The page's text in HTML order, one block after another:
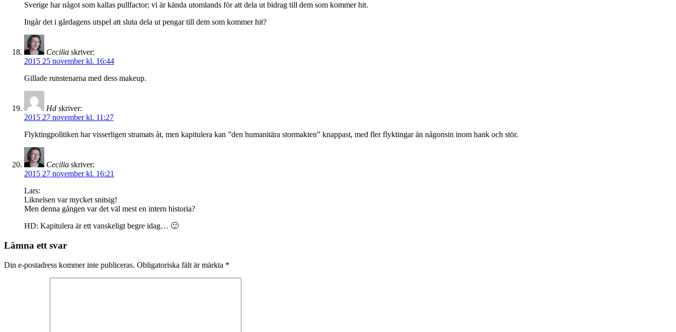
Sverige har något som kallas pullfactor; vi är kända utomlands för att dela ut bidrag till dem som kommer hit.
Ingår det i gårdagens utspel att sluta dela ut pengar till dem som kommer hit?
Cecilia skriver:
2015 25 november kl. 16:44
Gillade runstenarna med dess makeup.
Hd skriver:
2015 27 november kl. 11:27
Flyktingpolitiken har visserligen stramats åt, men kapitulera kan ”den humanitära stormakten” knappast, med fler flyktingar än någonsin inom hank och stör.
Cecilia skriver:
2015 27 november kl. 16:21
Lars:
Liknelsen var mycket snitsig!
Men denna gången var det väl mest en intern historia?
HD: Kapitulera är ett vanskeligt begre idag… 🙂
Lämna ett svar
Din e-postadress kommer inte publiceras. Obligatoriska fält är märkta *